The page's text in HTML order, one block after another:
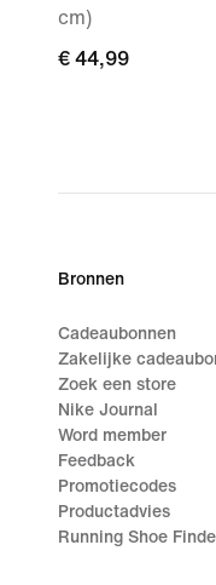
cm)
€ 44,99
€ 44,99
Bronnen
Cadeaubonnen
Zakelijke
Zoek een store
Nike Journal
Word member
Feedback
Promotiecodes
Productadvies
Running Shoe